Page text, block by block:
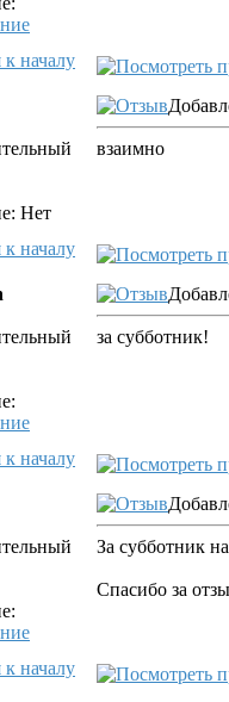
к началу
Нет
взаимно
к началу
за субботник!
к началу
За субботник
Спасибо за
к началу